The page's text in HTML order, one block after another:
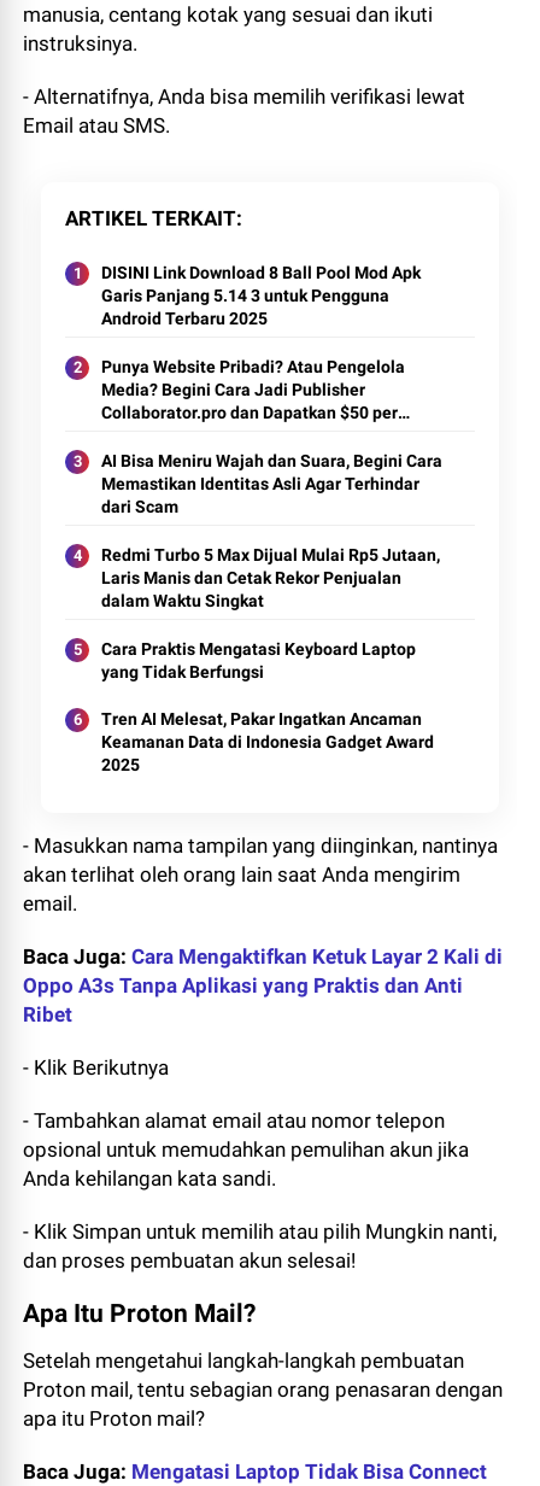
manusia, centang kotak yang sesuai dan ikuti
instruksinya.
- Alternatifnya, Anda bisa memilih verifikasi lewat
Email atau SMS.
ARTIKEL TERKAIT
DISINI Link Download 8 Ball Pool Mod Apk
Garis Panjang 5.14 3 untuk Pengguna
Android Terbaru 2025
Punya Website Pribadi? Atau Pengelola
Media? Begini Cara Jadi Publisher
Collaborator.pro dan Dapatkan $50 per
AI Bisa Meniru Wajah dan Suara, Begini Cara
Memastikan Identitas Asli Agar Terhindar
dari Scam
Redmi Turbo 5 Max Dijual Mulai Rp5 Jutaan,
Laris Manis dan Cetak Rekor Penjualan
dalam Waktu Singkat
Cara Praktis Mengatasi Keyboard Laptop
yang Tidak Berfungsi
Tren AI Melesat, Pakar Ingatkan Ancaman
Keamanan Data di Indonesia Gadget Award
2025
- Masukkan nama tampilan yang diinginkan, nantinya
akan terlihat oleh orang lain saat Anda mengirim
email.
Baca Juga:Cara Mengaktifkan Ketuk Layar 2 Kali di
Oppo A3s Tanpa Aplikasi yang Praktis dan Anti
Ribet
- Klik Berikutnya
- Tambahkan alamat email atau nomor telepon
opsional untuk memudahkan pemulihan akun jika
Anda kehilangan kata sandi.
- Klik Simpan untuk memilih atau pilih Mungkin nanti,
dan proses pembuatan akun selesai!
Apa Itu Proton Mail?
Setelah mengetahui langkah-langkah pembuatan
Proton mail, tentu sebagian orang penasaran dengan
apa itu Proton mail?
Baca Juga: Mengatasi Laptop Tidak Bisa Connect